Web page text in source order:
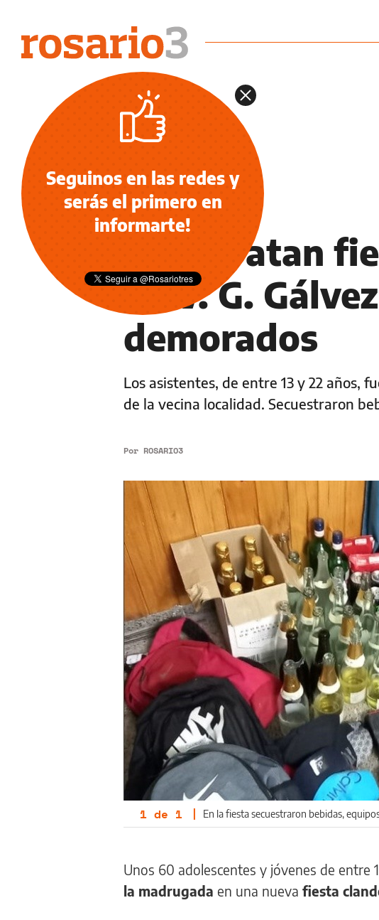
POLICIALES
Desbaratan
en V. G.
demorados
Los asistentes, de entre 13 y 22 años,
de la vecina localidad. Secuestraron
Por ROSARIO3
1 de 1 | En la fiesta secuestraron bebidas,
Unos 60 adolescentes y jóvenes de entre
la madrugada en una nueva fiesta
Seguinos en las redes y
serás el primero en
informarte!